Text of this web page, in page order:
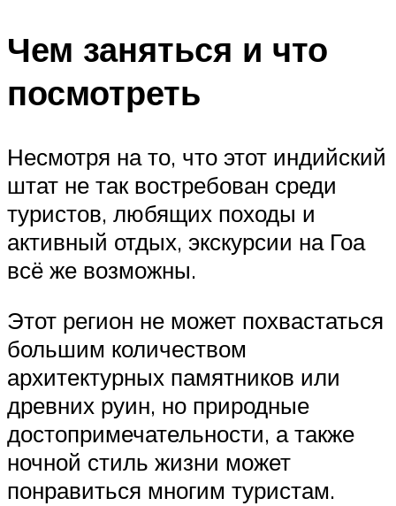
Чем заняться и что
посмотреть
Несмотря на то, что этот индийский
штат не так востребован среди
туристов, любящих походы и
активный отдых, экскурсии на Гоа
всё же возможны.
Этот регион не может похвастаться
большим количеством
архитектурных памятников или
древних руин, но природные
достопримечательности, а также
ночной стиль жизни может
понравиться многим туристам.